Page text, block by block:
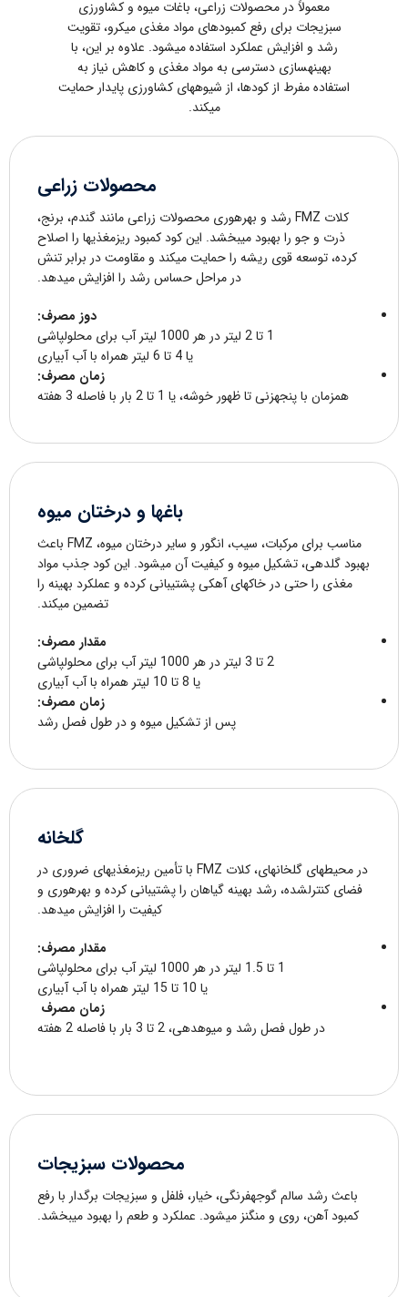
معمولاً در محصولات زراعی، باغات میوه و کشاورزی
سبزیجات برای رفع کمبودهای مواد مغذی میکرو، تقویت
رشد و افزایش عملکرد استفاده میشود. علاوه بر این، با
بهینهسازی دسترسی به مواد مغذی و کاهش نیاز به
استفاده مفرط از کودها، از شیوههای کشاورزی پایدار حمایت
میکند.
محصولات زراعی
کلات FMZ رشد و بهرهوری محصولات زراعی مانند گندم، برنج،
ذرت و جو را بهبود میبخشد. این کود کمبود ریزمغذیها را اصلاح
کرده، توسعه قوی ریشه را حمایت میکند و مقاومت در برابر تنش
در مراحل حساس رشد را افزایش میدهد.
دوز مصرف:
1 تا 2 لیتر در هر 1000 لیتر آب برای محلولپاشی
یا 4 تا 6 لیتر همراه با آب آبیاری
زمان مصرف:
همزمان با پنجهزنی تا ظهور خوشه، یا 1 تا 2 بار با فاصله 3 هفته
باغها و درختان میوه
مناسب برای مرکبات، سیب، انگور و سایر درختان میوه، FMZ باعث
بهبود گلدهی، تشکیل میوه و کیفیت آن میشود. این کود جذب مواد
مغذی را حتی در خاکهای آهکی پشتیبانی کرده و عملکرد بهینه را
تضمین میکند.
مقدار مصرف:
2 تا 3 لیتر در هر 1000 لیتر آب برای محلولپاشی
یا 8 تا 10 لیتر همراه با آب آبیاری
زمان مصرف:
پس از تشکیل میوه و در طول فصل رشد
گلخانه
در محیطهای گلخانهای، کلات FMZ با تأمین ریزمغذیهای ضروری در
فضای کنترلشده، رشد بهینه گیاهان را پشتیبانی کرده و بهرهوری و
کیفیت را افزایش میدهد.
مقدار مصرف:
1 تا 1.5 لیتر در هر 1000 لیتر آب برای محلولپاشی
یا 10 تا 15 لیتر همراه با آب آبیاری
زمان مصرف
در طول فصل رشد و میوهدهی، 2 تا 3 بار با فاصله 2 هفته
محصولات سبزیجات
باعث رشد سالم گوجهفرنگی، خیار، فلفل و سبزیجات برگدار با رفع
کمبود آهن، روی و منگنز میشود. عملکرد و طعم را بهبود میبخشد.